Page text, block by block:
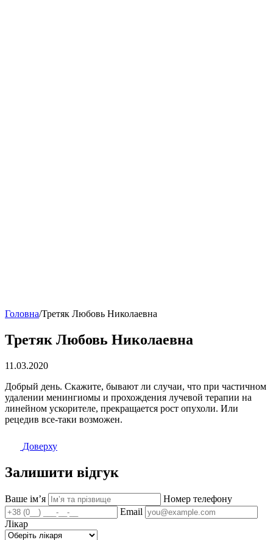
Головна/Третяк Любовь Николаевна
Третяк Любовь Николаевна
11.03.2020
Добрый день. Скажите, бывают ли случаи, что при частичном
удалении менингиомы и прохождения лучевой терапии на
линейном ускорителе, прекращается рост опухоли. Или
рецедив все-таки возможен.
Доверху
Залишити відгук
Ваше імʼя
Номер телефону
Email
Лікар